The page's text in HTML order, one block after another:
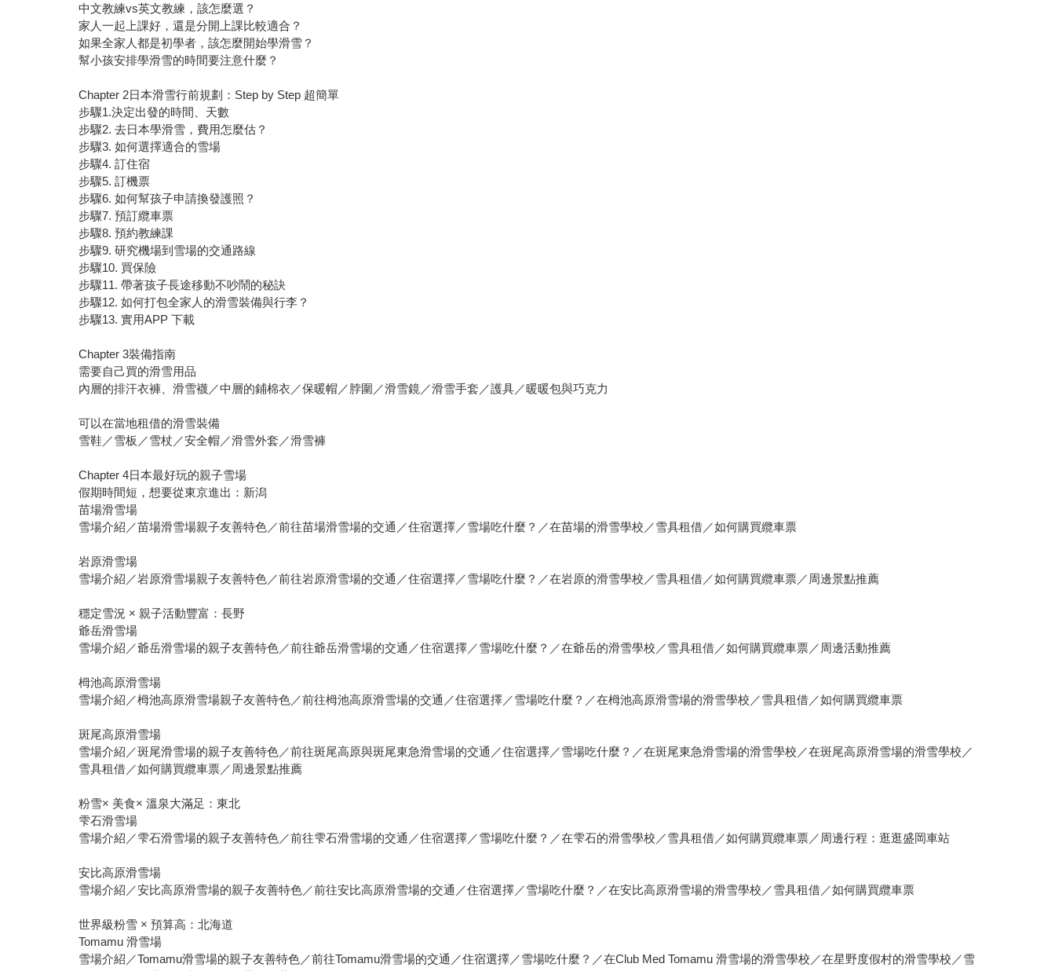
中文教練vs英文教練，該怎麼選？
家人一起上課好，還是分開上課比較適合？
如果全家人都是初學者，該怎麼開始學滑雪？
幫小孩安排學滑雪的時間要注意什麼？
Chapter 2日本滑雪行前規劃：Step by Step 超簡單
步驟1.決定出發的時間、天數
步驟2. 去日本學滑雪，費用怎麼估？
步驟3. 如何選擇適合的雪場
步驟4. 訂住宿
步驟5. 訂機票
步驟6. 如何幫孩子申請換發護照？
步驟7. 預訂纜車票
步驟8. 預約教練課
步驟9. 研究機場到雪場的交通路線
步驟10. 買保險
步驟11. 帶著孩子長途移動不吵鬧的秘訣
步驟12. 如何打包全家人的滑雪裝備與行李？
步驟13. 實用APP 下載
Chapter 3裝備指南
需要自己買的滑雪用品
內層的排汗衣褲、滑雪襪／中層的鋪棉衣／保暖帽／脖圍／滑雪鏡／滑雪手套／護具／暖暖包與巧克力
可以在當地租借的滑雪裝備
雪鞋／雪板／雪杖／安全帽／滑雪外套／滑雪褲
Chapter 4日本最好玩的親子雪場
假期時間短，想要從東京進出：新潟
苗場滑雪場
雪場介紹／苗場滑雪場親子友善特色／前往苗場滑雪場的交通／住宿選擇／雪場吃什麼？／在苗場的滑雪學校／雪具租借／如何購買纜車票
岩原滑雪場
雪場介紹／岩原滑雪場親子友善特色／前往岩原滑雪場的交通／住宿選擇／雪場吃什麼？／在岩原的滑雪學校／雪具租借／如何購買纜車票／周邊景點推薦
穩定雪況 × 親子活動豐富：長野
爺岳滑雪場
雪場介紹／爺岳滑雪場的親子友善特色／前往爺岳滑雪場的交通／住宿選擇／雪場吃什麼？／在爺岳的滑雪學校／雪具租借／如何購買纜車票／周邊活動推薦
栂池高原滑雪場
雪場介紹／栂池高原滑雪場親子友善特色／前往栂池高原滑雪場的交通／住宿選擇／雪場吃什麼？／在栂池高原滑雪場的滑雪學校／雪具租借／如何購買纜車票
斑尾高原滑雪場
雪場介紹／斑尾滑雪場的親子友善特色／前往斑尾高原與斑尾東急滑雪場的交通／住宿選擇／雪場吃什麼？／在斑尾東急滑雪場的滑雪學校／在斑尾高原滑雪場的滑雪學校／
雪具租借／如何購買纜車票／周邊景點推薦
粉雪× 美食× 溫泉大滿足：東北
雫石滑雪場
雪場介紹／雫石滑雪場的親子友善特色／前往雫石滑雪場的交通／住宿選擇／雪場吃什麼？／在雫石的滑雪學校／雪具租借／如何購買纜車票／周邊行程：逛逛盛岡車站
安比高原滑雪場
雪場介紹／安比高原滑雪場的親子友善特色／前往安比高原滑雪場的交通／住宿選擇／雪場吃什麼？／在安比高原滑雪場的滑雪學校／雪具租借／如何購買纜車票
世界級粉雪 × 預算高：北海道
Tomamu 滑雪場
雪場介紹／Tomamu滑雪場的親子友善特色／前往Tomamu滑雪場的交通／住宿選擇／雪場吃什麼？／在Club Med Tomamu 滑雪場的滑雪學校／在星野度假村的滑雪學校／雪